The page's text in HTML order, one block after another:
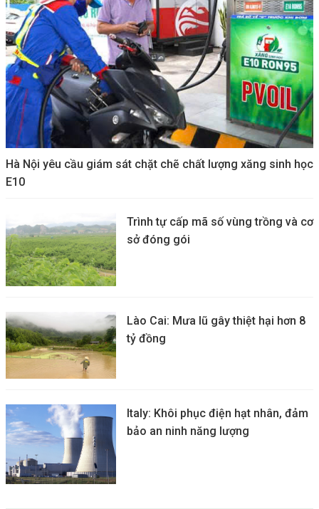
Hà Nội yêu cầu giám sát chặt chẽ chất lượng xăng sinh học
E10
Trình tự cấp mã số vùng trồng và cơ
sở đóng gói
Lào Cai: Mưa lũ gây thiệt hại hơn 8
tỷ đồng
Italy: Khôi phục điện hạt nhân, đảm
bảo an ninh năng lượng